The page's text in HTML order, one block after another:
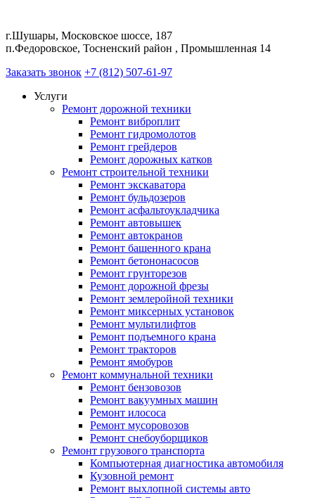
г.Шушары, Московское шоссе, 187
п.Федоровское, Тосненский район , Промышленная 14
Заказать звонок +7 (812) 507-61-97
Услуги
Ремонт дорожной техники
Ремонт виброплит
Ремонт гидромолотов
Ремонт грейдеров
Ремонт дорожных катков
Ремонт строительной техники
Ремонт экскаватора
Ремонт бульдозеров
Ремонт асфальтоукладчика
Ремонт автовышек
Ремонт автокранов
Ремонт башенного крана
Ремонт бетононасосов
Ремонт грунторезов
Ремонт дорожной фрезы
Ремонт землеройной техники
Ремонт миксерных установок
Ремонт мультилифтов
Ремонт подъемного крана
Ремонт тракторов
Ремонт ямобуров
Ремонт коммунальной техники
Ремонт бензовозов
Ремонт вакуумных машин
Ремонт илососа
Ремонт мусоровозов
Ремонт снебоуборщиков
Ремонт грузового транспорта
Компьютерная диагностика автомобиля
Кузовной ремонт
Ремонт выхлопной системы авто